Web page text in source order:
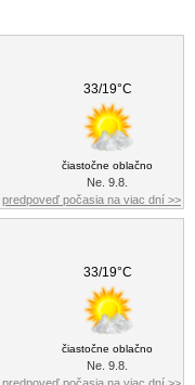
33/19°C
čiastočne oblačno
Ne. 9.8.
predpoveď počasia na viac dní >>
33/19°C
čiastočne oblačno
Ne. 9.8.